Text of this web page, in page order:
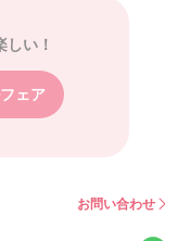
しい！
ェア
お問い合わせ